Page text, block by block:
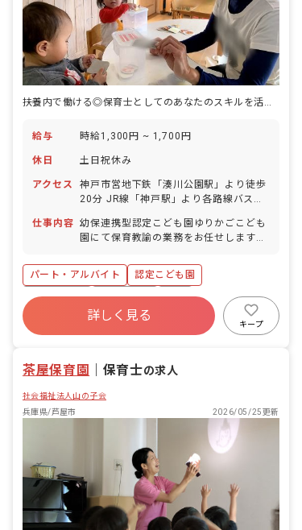
給与 時給1,300円 ~ 1,700円
休日 土日祝休み
アクセス
神戸市営地下鉄「湊川公園駅」より徒歩
20分 JR線「神戸駅」より各路線バス利
統）「夢野町3丁目」下車、徒歩3分 ・
三宮行き市バス（7系統）「石井町」下
（無料駐輪場あり）
仕事内容 幼保連携型認定こども園ゆりかごこども
園にて保育教諭の業務をお任せします。
般 ・身の回りの世話 ・遊びの見守り ・
活動のサポート
パート・アルバイト
認定こども園
ブランクOK
土日祝休み
有給
昇給昇進あり
産休育休制度
詳しく見る
キープ
茶屋保育園 保育士の求人
社会福祉法人山の子会
兵庫県/芦屋市
2026/05/25更新